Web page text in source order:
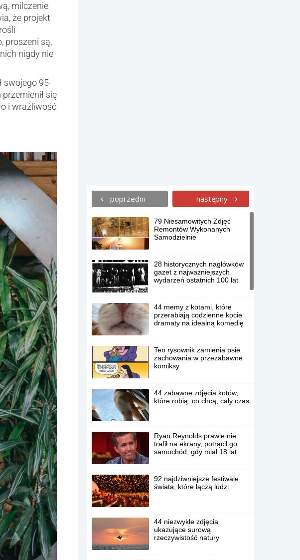
milczenie
że projekt
proszeni są,
nigdy nie
swojego 95-
się
i wrażliwość
poprzedni następny
79 Niesamowitych Zdjęć
Remontów Wykonanych
Samodzielnie
28 historycznych nagłówków
gazet z najważniejszych
wydarzeń ostatnich 100 lat
44 memy z kotami, które
przerabiają codzienne kocie
dramaty na idealną komedię
Ten rysownik zamienia psie
zachowania w przezabawne
komiksy
44 zabawne zdjęcia kotów,
które robią, co chcą, cały czas
Ryan Reynolds prawie nie
trafił na ekrany, potrącił go
samochód, gdy miał 18 lat
92 najdziwniejsze festiwale
świata, które łączą ludzi
44 niezwykłe zdjęcia
ukazujące surową
rzeczywistość natury